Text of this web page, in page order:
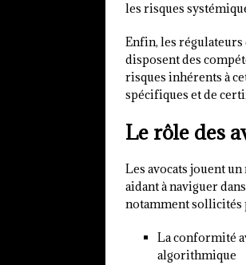
les risques
Enfin, les
disposent des
risques inhérents à
spécifiques et de
Le rôle des
Les avocats jouent
aidant à naviguer
notamment sollicités
La conformité
algorithmique